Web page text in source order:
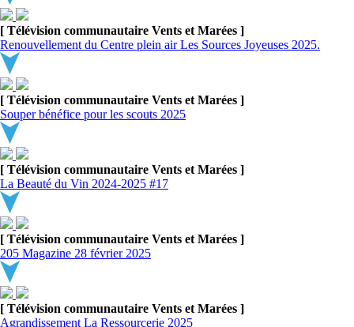
[ Télévision communautaire Vents et Marées ]
Renouvellement du Centre plein air Les Sources Joyeuses 2025.
[ Télévision communautaire Vents et Marées ]
Souper bénéfice pour les scouts 2025
[ Télévision communautaire Vents et Marées ]
La Beauté du Vin 2024-2025 #17
[ Télévision communautaire Vents et Marées ]
205 Magazine 28 février 2025
[ Télévision communautaire Vents et Marées ]
Agrandissement La Ressourcerie 2025